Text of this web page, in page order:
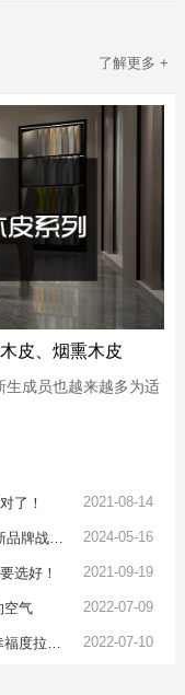
了解更多 +
皮、烟熏木皮
生成员也越来越多为适
了！ 2021-08-14
“金渼派&科菲笛”2024年智能制造工厂乔迁及新品牌战略发布会圆满举行 2024-05-16
选好！ 2021-09-19
空气 2022-07-09
小五金·大学问丨这小小的配件，让您的衣柜幸福度拉满！ 2022-07-10